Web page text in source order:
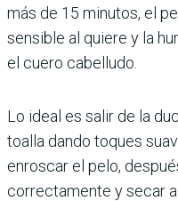
más de 15 minutos, el
sensible al quiere y la
el cuero cabelludo.
Lo ideal es salir de la
toalla dando toques
enroscar el pelo,
correctamente y secar